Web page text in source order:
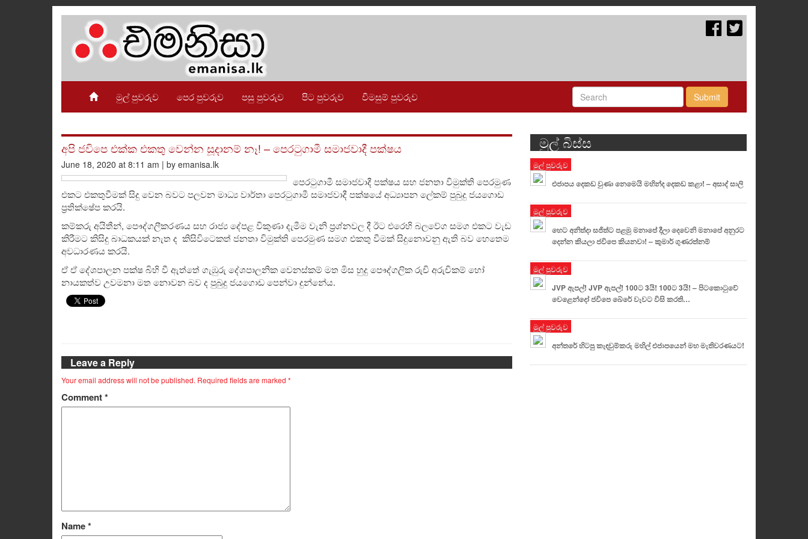
මුල් පුවරුව පෙර පුවරුව පසු පුවරුව පිට පුවරුව විමසුම් පුවරුව Submit
අපි ජවිපෙ එක්ක එකතු වෙන්න සූදානම් නෑ! – පෙරටුගාමී සමාජවාදී පක්ෂය
June 18, 2020 at 8:11 am | by emanisa.lk
පෙරටුගාමී සමාජවාදී පක්ෂය සහ ජනතා විමුක්ති පෙරමුණ
එකට එකතුවීමක් සිදු වෙන බවට පලවන මාධ්‍ය වාර්තා පෙරටුගාමී සමාජවාදී පක්ෂයේ අධ්‍යාපන ලේකම් පුබුදු ජයගොඩ
ප්‍රතික්ෂේප කරයි.
කම්කරු අයිතීන්, පෞද්ගලීකරණය සහ රාජ්‍ය දේපළ විකුණා දැමීම වැනි ප්‍රශ්නවල දී ඊට එරෙහි බලවේග සමග එකට වැඩ
කිරීමට කිසිදු බාධකයක් නැත ද කිසිවිටෙකත් ජනතා විමුක්ති පෙරමුණ සමග එකතු වීමක් සිදුනොවනු ඇති බව හෙතෙම
අවධාරණය කරයි.
ඒ ඒ දේශපාලන පක්ෂ බිහි වී ඇත්තේ ගැඹුරු දේශපාලනික වෙනස්කම් මත මිස හුදු පෞද්ගලික රුචි අරුචිකම් හෝ
නායකත්ව උවමනා මත නොවන බව ද පුබුදු ජයගොඩ පෙන්වා දුන්නේය.
Leave a Reply
Your email address will not be published. Required fields are marked *
Comment*
Name*
මුල් බිස්ස
මුල් පුවරුව
එජාපය දෙකඩ වුණා නෙමෙයි මහින්ද දෙකඩ කළා! – අසාද් සාලි
මුල් පුවරුව
හෙට අනිත්දා සජිත්ට පළමු මනාපේ දීලා දෙවෙනි මනාපේ අනුරට
දෙන්න කියලා ජවිපෙ කියනවා! – කුමාර් ගුණරත්නම්
මුල් පුවරුව
JVP ඇපල්! JVP ඇපල්! 100ට 3යි! 100ට 3යි! – පිටකොටුවේ
වෙළෙන්දෝ ජවිපෙ බේරේ වැවට විසි කරති…
මුල් පුවරුව
අන්තරේ හිටපු කැඳවුම්කරු මහිල් එජාපයෙන් මහ මැතිවරණයට!